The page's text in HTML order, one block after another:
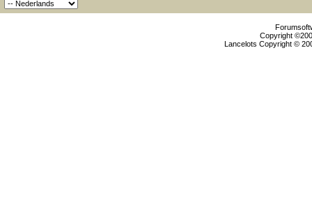
Copyright
Lancelots Copyright ©